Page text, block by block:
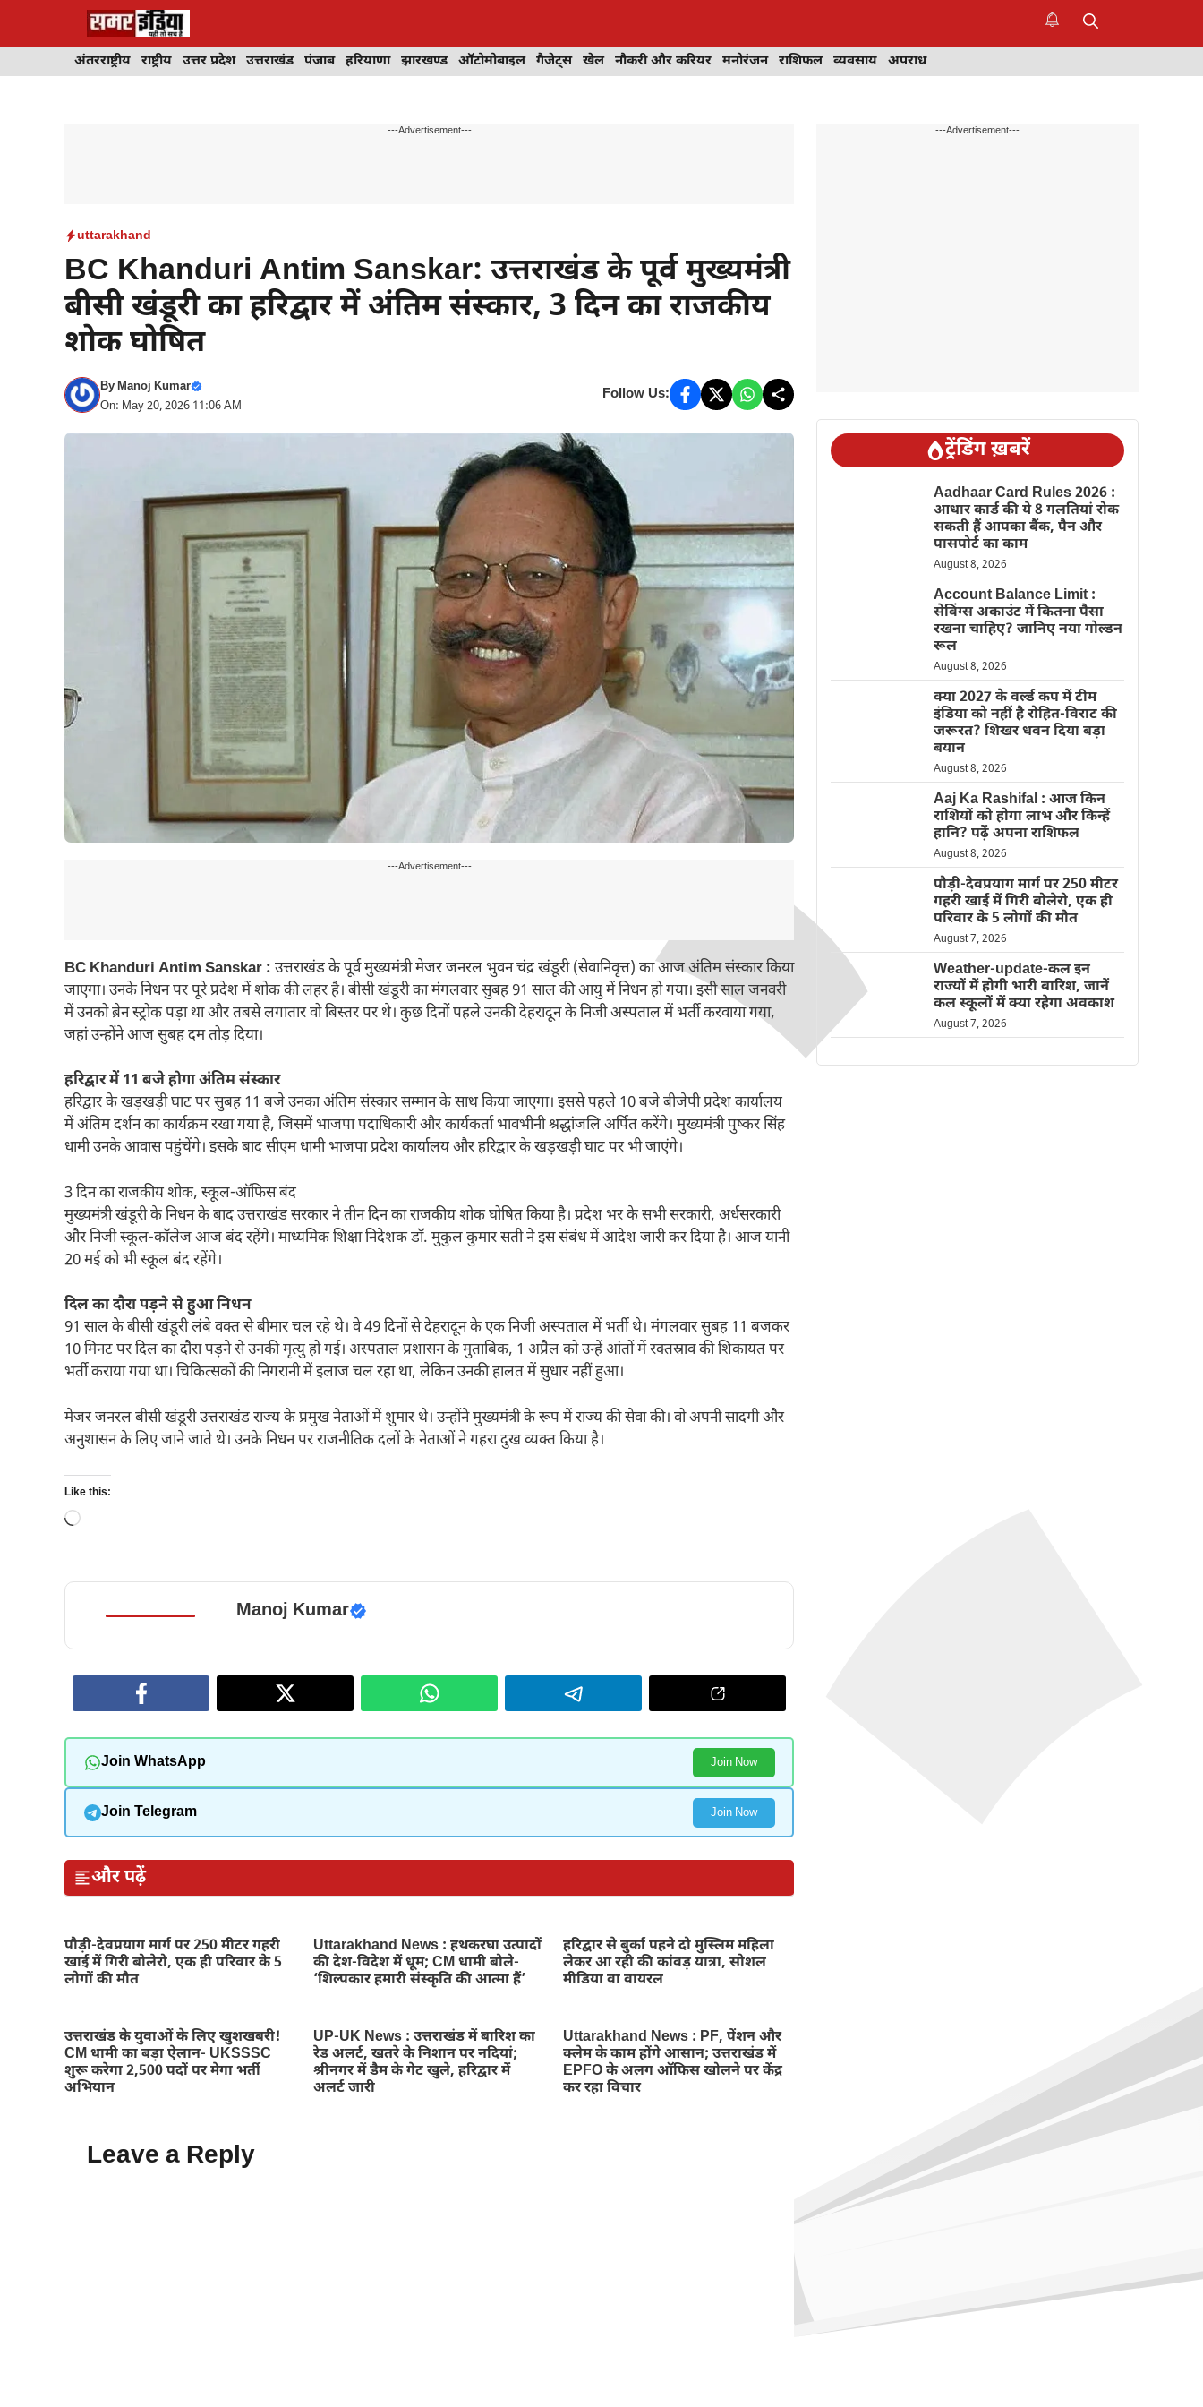
अंतरराष्ट्रीय राष्ट्रीय उत्तर प्रदेश उत्तराखंड पंजाब हरियाणा झारखण्ड ऑटोमोबाइल गैजेट्स खेल नौकरी और करियर मनोरंजन राशिफल व्यवसाय अपराध
---Advertisement---
uttarakhand
BC Khanduri Antim Sanskar: उत्तराखंड के पूर्व मुख्यमंत्री
बीसी खंडूरी का हरिद्वार में अंतिम संस्कार, 3 दिन का राजकीय
शोक घोषित
ByManoj Kumar
On: May 20, 2026 11:06 AM
Follow Us:
---Advertisement---
BC Khanduri Antim Sanskar : उत्तराखंड के पूर्व मुख्यमंत्री मेजर जनरल भुवन चंद्र खंडूरी (सेवानिवृत्त) का आज अंतिम संस्कार किया
जाएगा। उनके निधन पर पूरे प्रदेश में शोक की लहर है। बीसी खंडूरी का मंगलवार सुबह 91 साल की आयु में निधन हो गया। इसी साल जनवरी
में उनको ब्रेन स्ट्रोक पड़ा था और तबसे लगातार वो बिस्तर पर थे। कुछ दिनों पहले उनकी देहरादून के निजी अस्पताल में भर्ती करवाया गया,
जहां उन्होंने आज सुबह दम तोड़ दिया।
हरिद्वार में 11 बजे होगा अंतिम संस्कार
हरिद्वार के खड़खड़ी घाट पर सुबह 11 बजे उनका अंतिम संस्कार सम्मान के साथ किया जाएगा। इससे पहले 10 बजे बीजेपी प्रदेश कार्यालय
में अंतिम दर्शन का कार्यक्रम रखा गया है, जिसमें भाजपा पदाधिकारी और कार्यकर्ता भावभीनी श्रद्धांजलि अर्पित करेंगे। मुख्यमंत्री पुष्कर सिंह
धामी उनके आवास पहुंचेंगे। इसके बाद सीएम धामी भाजपा प्रदेश कार्यालय और हरिद्वार के खड़खड़ी घाट पर भी जाएंगे।
3 दिन का राजकीय शोक, स्कूल-ऑफिस बंद
मुख्यमंत्री खंडूरी के निधन के बाद उत्तराखंड सरकार ने तीन दिन का राजकीय शोक घोषित किया है। प्रदेश भर के सभी सरकारी, अर्धसरकारी
और निजी स्कूल-कॉलेज आज बंद रहेंगे। माध्यमिक शिक्षा निदेशक डॉ. मुकुल कुमार सती ने इस संबंध में आदेश जारी कर दिया है। आज यानी
20 मई को भी स्कूल बंद रहेंगे।
दिल का दौरा पड़ने से हुआ निधन
91 साल के बीसी खंडूरी लंबे वक्त से बीमार चल रहे थे। वे 49 दिनों से देहरादून के एक निजी अस्पताल में भर्ती थे। मंगलवार सुबह 11 बजकर
10 मिनट पर दिल का दौरा पड़ने से उनकी मृत्यु हो गई। अस्पताल प्रशासन के मुताबिक, 1 अप्रैल को उन्हें आंतों में रक्तस्राव की शिकायत पर
भर्ती कराया गया था। चिकित्सकों की निगरानी में इलाज चल रहा था, लेकिन उनकी हालत में सुधार नहीं हुआ।
मेजर जनरल बीसी खंडूरी उत्तराखंड राज्य के प्रमुख नेताओं में शुमार थे। उन्होंने मुख्यमंत्री के रूप में राज्य की सेवा की। वो अपनी सादगी और
अनुशासन के लिए जाने जाते थे। उनके निधन पर राजनीतिक दलों के नेताओं ने गहरा दुख व्यक्त किया है।
Like this:
Loading…
Manoj Kumar
Join WhatsApp Join Now
Join Telegram Join Now
और पढ़ें
पौड़ी-देवप्रयाग मार्ग पर 250 मीटर गहरी
खाई में गिरी बोलेरो, एक ही परिवार के 5
लोगों की मौत
Uttarakhand News : हथकरघा उत्पादों
की देश-विदेश में धूम; CM धामी बोले-
‘शिल्पकार हमारी संस्कृति की आत्मा हैं’
हरिद्वार से बुर्का पहने दो मुस्लिम महिला
लेकर आ रही की कांवड़ यात्रा, सोशल
मीडिया वा वायरल
उत्तराखंड के युवाओं के लिए खुशखबरी!
CM धामी का बड़ा ऐलान- UKSSSC
शुरू करेगा 2,500 पदों पर मेगा भर्ती
अभियान
UP-UK News : उत्तराखंड में बारिश का
रेड अलर्ट, खतरे के निशान पर नदियां;
श्रीनगर में डैम के गेट खुले, हरिद्वार में
अलर्ट जारी
Uttarakhand News : PF, पेंशन और
क्लेम के काम होंगे आसान; उत्तराखंड में
EPFO के अलग ऑफिस खोलने पर केंद्र
कर रहा विचार
Leave a Reply
---Advertisement---
ट्रेंडिंग ख़बरें
Aadhaar Card Rules 2026 :
आधार कार्ड की ये 8 गलतियां रोक
सकती हैं आपका बैंक, पैन और
पासपोर्ट का काम
August 8, 2026
Account Balance Limit :
सेविंग्स अकाउंट में कितना पैसा
रखना चाहिए? जानिए नया गोल्डन
रूल
August 8, 2026
क्या 2027 के वर्ल्ड कप में टीम
इंडिया को नहीं है रोहित-विराट की
जरूरत? शिखर धवन दिया बड़ा
बयान
August 8, 2026
Aaj Ka Rashifal : आज किन
राशियों को होगा लाभ और किन्हें
हानि? पढ़ें अपना राशिफल
August 8, 2026
पौड़ी-देवप्रयाग मार्ग पर 250 मीटर
गहरी खाई में गिरी बोलेरो, एक ही
परिवार के 5 लोगों की मौत
August 7, 2026
Weather-update-कल इन
राज्यों में होगी भारी बारिश, जानें
कल स्कूलों में क्या रहेगा अवकाश
August 7, 2026